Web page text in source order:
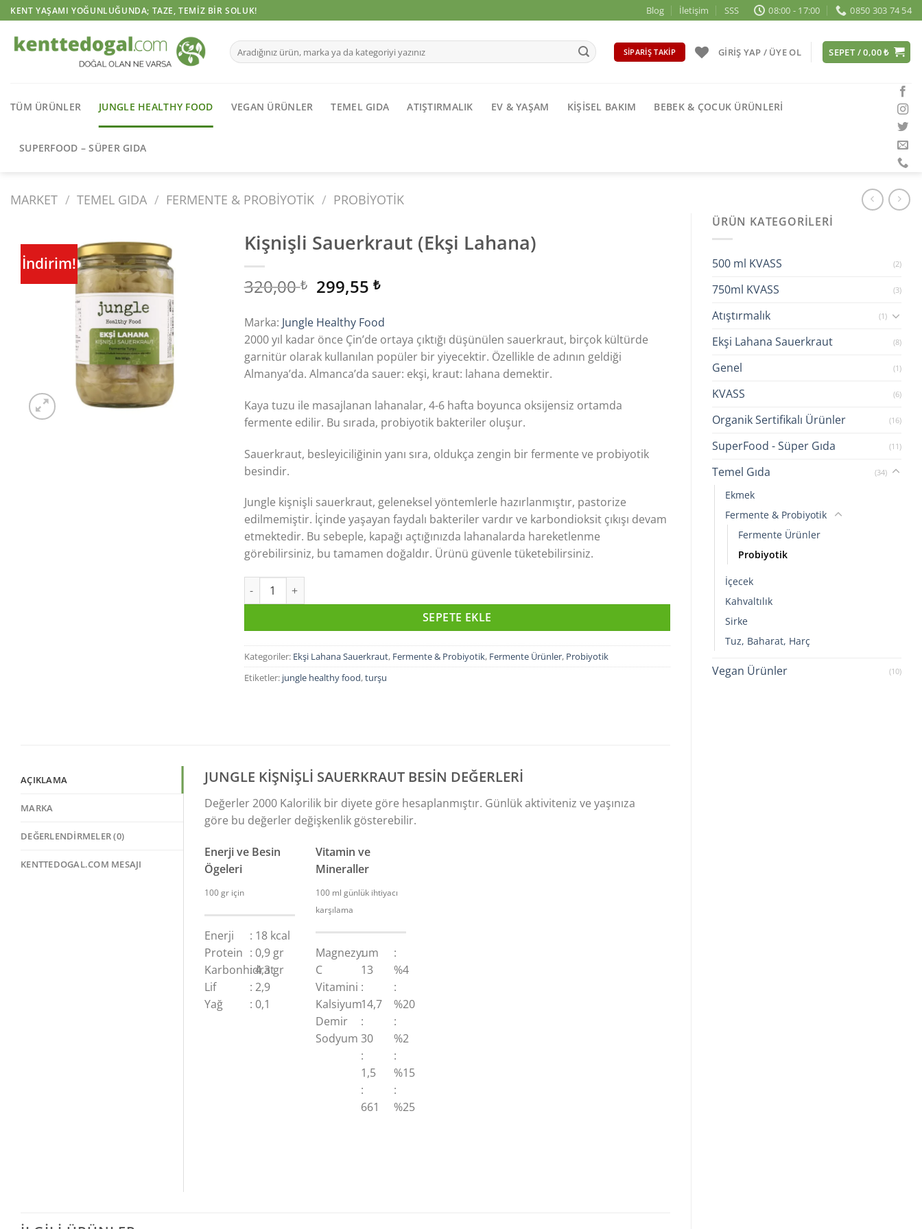
İçeriğe
atla
KENT YAŞAMI YOĞUNLUĞUNDA; TAZE, TEMIZ BIR SOLUK! Blog İletişim SSS 08:00 - 17:00 0850 303 74 54
Ara: SIPARIŞ TAKIP GIRIŞ YAP / ÜYE OL SEPET /0,00₺
TÜM ÜRÜNLER JUNGLE HEALTHY FOOD VEGAN ÜRÜNLER TEMEL GIDA ATIŞTIRMALIK EV & YAŞAM KIŞISEL BAKIM BEBEK & ÇOCUK ÜRÜNLERI
SUPERFOOD – SÜPER GIDA
MARKET / TEMEL GIDA / FERMENTE & PROBIYOTIK / PROBIYOTIK
ÜRÜN KATEGORILERI
500 ml KVASS (2)
750ml KVASS (3)
Atıştırmalık (1)
Ekşi Lahana Sauerkraut (8)
Genel (1)
KVASS (6)
Organik Sertifikalı Ürünler (16)
SuperFood - Süper Gıda (11)
Temel Gıda (34)
Ekmek
Fermente & Probiyotik
Fermente Ürünler
Probiyotik
İçecek
Kahvaltılık
Sirke
Tuz, Baharat, Harç
Vegan Ürünler (10)
İndirim!
Sevdiklerime
Kişnişli Sauerkraut (Ekşi Lahana)
320,00₺ Orijinal
fiyat:
320,00 ₺.
299,55 ₺Şu
fiyat:
299,55 ₺.
Marka: Jungle Healthy Food
2000 yıl kadar önce Çin’de ortaya çıktığı düşünülen sauerkraut, birçok kültürde
garnitür olarak kullanılan popüler bir yiyecektir. Özellikle de adının geldiği
Almanya’da. Almanca’da sauer: ekşi, kraut: lahana demektir.
Kaya tuzu ile masajlanan lahanalar, 4-6 hafta boyunca oksijensiz ortamda
fermente edilir. Bu sırada, probiyotik bakteriler oluşur.
Sauerkraut, besleyiciliğinin yanı sıra, oldukça zengin bir fermente ve probiyotik
besindir.
Jungle kişnişli sauerkraut, geleneksel yöntemlerle hazırlanmıştır, pastorize
edilmemiştir. İçinde yaşayan faydalı bakteriler vardır ve karbondioksit çıkışı devam
etmektedir. Bu sebeple, kapağı açtığınızda lahanalarda hareketlenme
görebilirsiniz, bu tamamen doğaldır. Ürünü güvenle tüketebilirsiniz.
Kişnişli Sauerkraut (Ekşi Lahana) adet
SEPETE EKLE
Kategoriler: Ekşi Lahana Sauerkraut, Fermente & Probiyotik, Fermente Ürünler, Probiyotik
Etiketler: jungle healthy food,turşu
AÇIKLAMA
MARKA
DEĞERLENDIRMELER (0)
KENTTEDOGAL.COM MESAJI
JUNGLE KİŞNİŞLİ SAUERKRAUT BESİN DEĞERLERİ
Değerler 2000 Kalorilik bir diyete göre hesaplanmıştır. Günlük aktiviteniz ve yaşınıza
göre bu değerler değişkenlik gösterebilir.
Enerji ve Besin
Ögeleri
100 gr için
Enerji
Protein
Karbonhidrat
Lif
Yağ
: 18 kcal
: 0,9 gr
: 4,3 gr
: 2,9
: 0,1
Vitamin ve
Mineraller
100 ml günlük ihtiyacı
karşılama
Magnezyum
C
Vitamini
Kalsiyum
Demir
Sodyum
:
13
:
14,7
:
30
:
1,5
:
661
:
%4
:
%20
:
%2
:
%15
:
%25